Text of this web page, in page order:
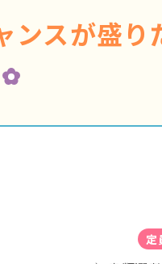
ンスが盛り
定